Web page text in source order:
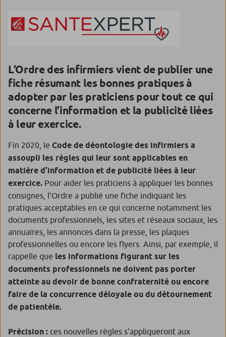
L’Ordre des infirmiers vient de publier une
fiche résumant les bonnes pratiques à
adopter par les praticiens pour tout ce qui
concerne l’information et la publicité liées
à leur exercice.
Fin 2020, le Code de déontologie des infirmiers a
assoupli les règles qui leur sont applicables en
matière d’information et de publicité liées à leur
exercice. Pour aider les praticiens à appliquer les bonnes
consignes, l’Ordre a publié une fiche indiquant les
pratiques acceptables en ce qui concerne notamment les
documents professionnels, les sites et réseaux sociaux, les
annuaires, les annonces dans la presse, les plaques
professionnelles ou encore les flyers. Ainsi, par exemple, il
rappelle que les informations figurant sur les
documents professionnels ne doivent pas porter
atteinte au devoir de bonne confraternité ou encore
faire de la concurrence déloyale ou du détournement
de patientèle.
Précision : ces nouvelles règles s’appliqueront aux